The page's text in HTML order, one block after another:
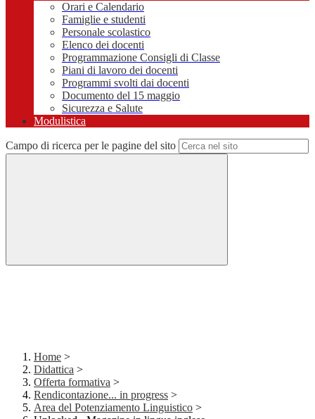
Orari e Calendario
Famiglie e studenti
Personale scolastico
Elenco dei docenti
Programmazione Consigli di Classe
Piani di lavoro dei docenti
Programmi svolti dai docenti
Documento del 15 maggio
Sicurezza e Salute
Modulistica
Campo di ricerca per le pagine del sito
Home >
Didattica >
Offerta formativa >
Rendicontazione... in progress >
Area del Potenziamento Linguistico >